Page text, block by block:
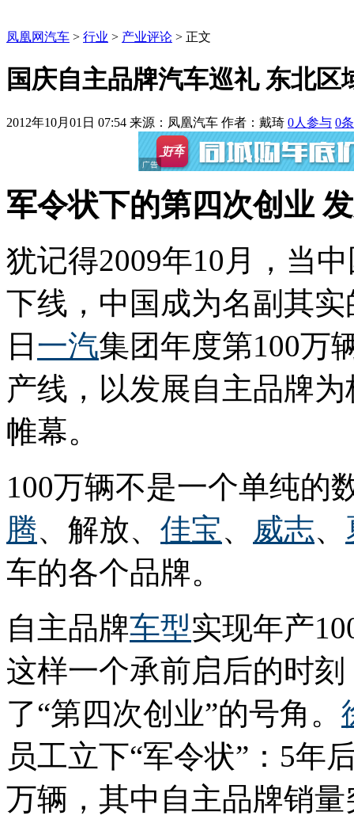
凤凰网汽车 > 行业 > 产业评论 > 正文
国庆自主品牌汽车巡礼 东北区
2012年10月01日 07:54 来源：凤凰汽车 作者： 戴琦 0人参与 0
军令状下的第四次创业
犹记得2009年10月，当
下线，中国成为名副其实
日 一汽集团年度第100万
产线，以发展自主品牌
帷幕。
100万辆不是一个单纯的
腾、解放、 佳宝、 威志、
车的各个品牌。
自主品牌车型实现年产
这样一个承前启后的时
了“第四次创业”的号角。
员工立下“军令状”：5年
万辆，其中自主品牌销